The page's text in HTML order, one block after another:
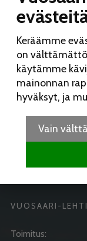
kisoissa – Mira
Armotonta
Keski-
Revellinmäki8.7.
Puolustusvoimat
Helsingissä jo 69
Vuosaaressa
Rakentaminen
Rusakon
VUOSAARI-LEHTI
Toimitus:
Keräämme
on
käytämme
mainonnan
hyväksyt, ja
Vain